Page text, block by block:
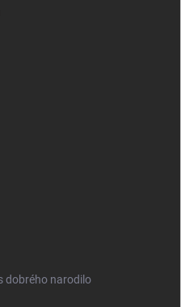
dobrého narodilo